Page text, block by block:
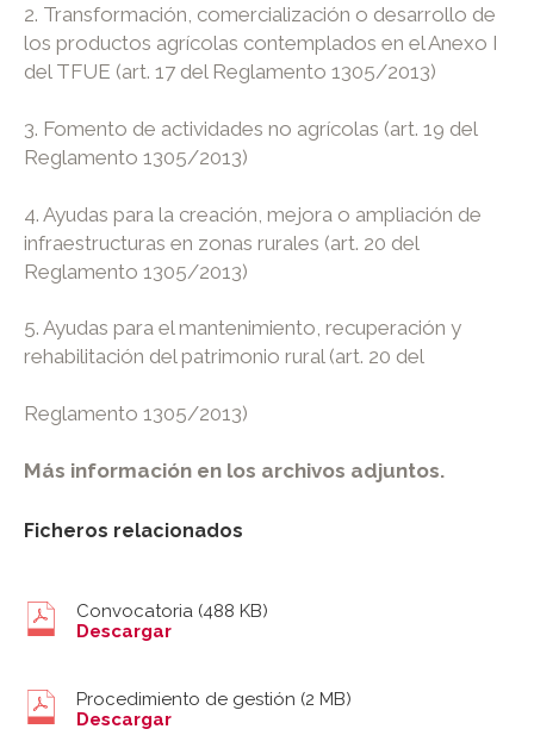
2. Transformación, comercialización o desarrollo de
los productos agrícolas contemplados en el Anexo I
del TFUE (art. 17 del Reglamento 1305/2013)
3. Fomento de actividades no agrícolas (art. 19 del
Reglamento 1305/2013)
4. Ayudas para la creación, mejora o ampliación de
infraestructuras en zonas rurales (art. 20 del
Reglamento 1305/2013)
5. Ayudas para el mantenimiento, recuperación y
rehabilitación del patrimonio rural (art. 20 del
Reglamento 1305/2013)
Más información en los archivos adjuntos.
Ficheros relacionados
Convocatoria (488 KB)
Descargar
Procedimiento de gestión (2 MB)
Descargar